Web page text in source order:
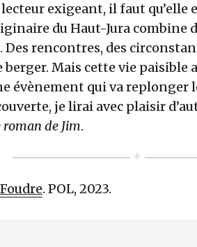
exigeant, il faut qu’elle
du Haut-Jura
Des rencontres, des
Mais cette vie paisible
évènement qui va replonger
je lirai avec plaisir
roman de Jim.
. POL, 2023.